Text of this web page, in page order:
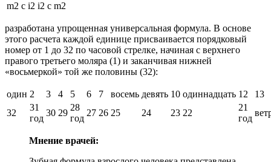
m2 c i2 i2 c m2
разработана упрощенная универсальная формула. В основе
этого расчета каждой единице присваивается порядковый
номер от 1 до 32 по часовой стрелке, начиная с верхнего
правого третьего моляра (1) и заканчивая нижней
«восьмеркой» той же половины (32):
один 2 3 4 5 6 7 восемь девять 10 одиннадцать 12
13
32
31
год
30 29
28
год
27 26 25 24 23 22
21
год
Мнение врачей: